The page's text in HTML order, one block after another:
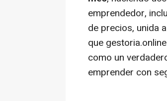
emprendedor,
de precios, unida
que
como un
emprender con